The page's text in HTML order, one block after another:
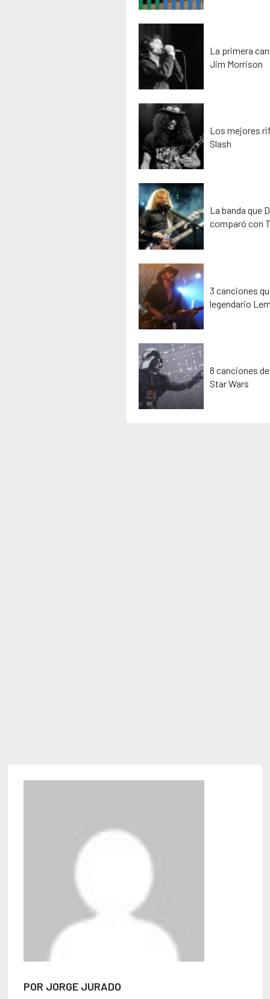
La primera
Jim Morrison
Los mejores
Slash
La banda que
comparó con
3 canciones
legendario
8 canciones
Star Wars
POR JORGE JURADO